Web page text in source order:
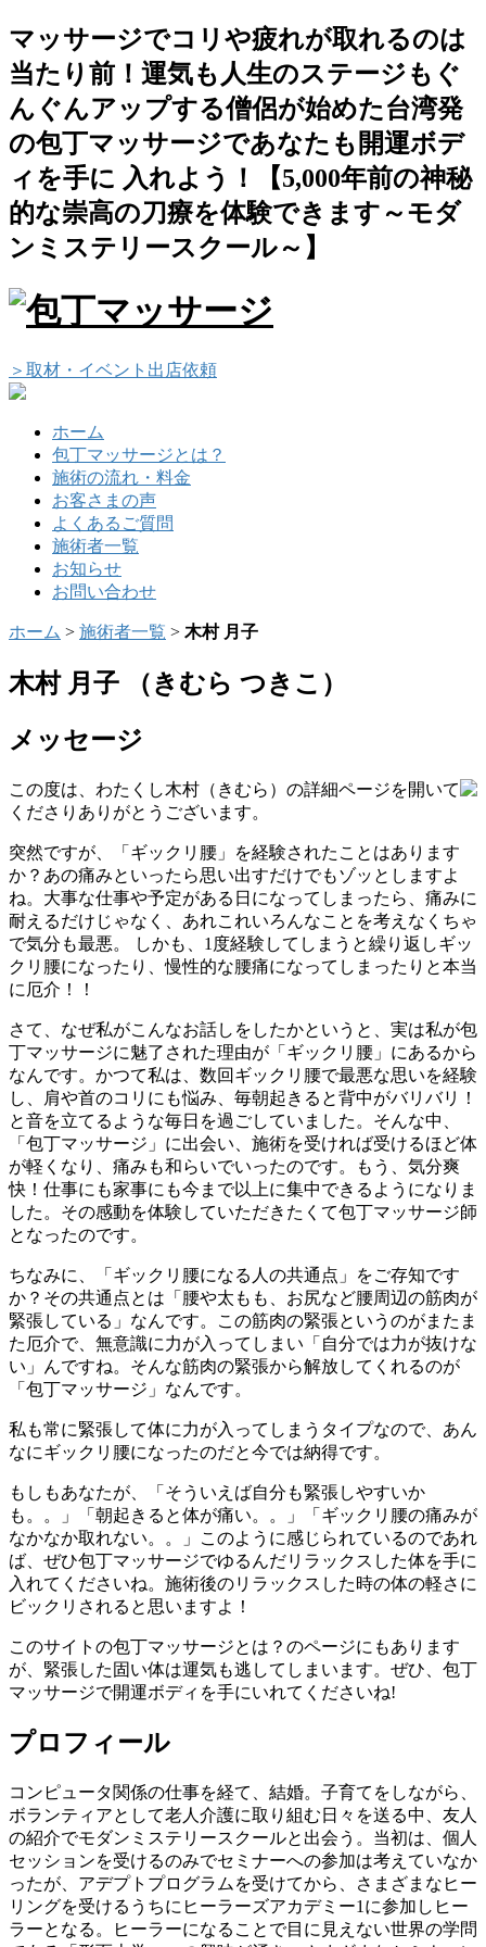
マッサージでコリや疲れが取れるのは
当たり前！運気も人生のステージもぐ
んぐんアップする僧侶が始めた台湾発
の包丁マッサージであなたも開運ボデ
ィを手に 入れよう！【5,000年前の神秘
的な崇高の刀療を体験できます～モダ
ンミステリースクール～】
＞取材・イベント出店依頼
ホーム
包丁マッサージとは？
施術の流れ・料金
お客さまの声
よくあるご質問
施術者一覧
お知らせ
お問い合わせ
ホーム > 施術者一覧 > 木村 月子
木村 月子
（きむら つきこ）
メッセージ
この度は、わたくし木村（きむら）の詳細ページを開いて
くださりありがとうございます。
突然ですが、「ギックリ腰」を経験されたことはあります
か？あの痛みといったら思い出すだけでもゾッとしますよ
ね。大事な仕事や予定がある日になってしまったら、痛みに
耐えるだけじゃなく、あれこれいろんなことを考えなくちゃ
で気分も最悪。 しかも、1度経験してしまうと繰り返しギッ
クリ腰になったり、慢性的な腰痛になってしまったりと本当
に厄介！！
さて、なぜ私がこんなお話しをしたかというと、実は私が包
丁マッサージに魅了された理由が「ギックリ腰」にあるから
なんです。かつて私は、数回ギックリ腰で最悪な思いを経験
し、肩や首のコリにも悩み、毎朝起きると背中がバリバリ！
と音を立てるような毎日を過ごしていました。そんな中、
「包丁マッサージ」に出会い、施術を受ければ受けるほど体
が軽くなり、痛みも和らいでいったのです。もう、気分爽
快！仕事にも家事にも今まで以上に集中できるようになりま
した。その感動を体験していただきたくて包丁マッサージ師
となったのです。
ちなみに、「ギックリ腰になる人の共通点」をご存知です
か？その共通点とは「腰や太もも、お尻など腰周辺の筋肉が
緊張している」なんです。この筋肉の緊張というのがまたま
た厄介で、無意識に力が入ってしまい「自分では力が抜けな
い」んですね。そんな筋肉の緊張から解放してくれるのが
「包丁マッサージ」なんです。
私も常に緊張して体に力が入ってしまうタイプなので、あん
なにギックリ腰になったのだと今では納得です。
もしもあなたが、「そういえば自分も緊張しやすいか
も。。」「朝起きると体が痛い。。」「ギックリ腰の痛みが
なかなか取れない。。」このように感じられているのであれ
ば、ぜひ包丁マッサージでゆるんだリラックスした体を手に
入れてくださいね。施術後のリラックスした時の体の軽さに
ビックリされると思いますよ！
このサイトの包丁マッサージとは？のページにもあります
が、緊張した固い体は運気も逃してしまいます。ぜひ、包丁
マッサージで開運ボディを手にいれてくださいね!
プロフィール
コンピュータ関係の仕事を経て、結婚。子育てをしながら、
ボランティアとして老人介護に取り組む日々を送る中、友人
の紹介でモダンミステリースクールと出会う。当初は、個人
セッションを受けるのみでセミナーへの参加は考えていなか
ったが、アデプトプログラムを受けてから、さまざまなヒー
リングを受けるうちにヒーラーズアカデミー1に参加しヒー
ラーとなる。ヒーラーになることで目に見えない世界の学問